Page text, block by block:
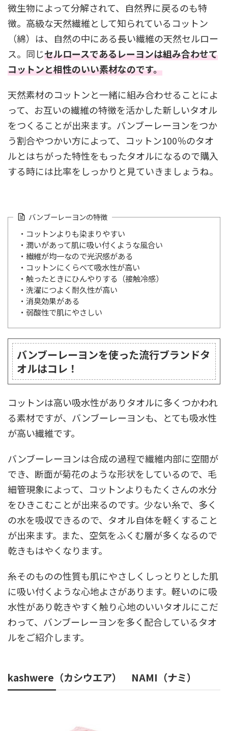
微生物によって分解されて、自然界に戻るのも特
徴。高級な天然繊維として知られているコットン
（綿）は、自然の中にある長い繊維の天然セルロー
ス。同じセルロースであるレーヨンは組み合わせて
コットンと相性のいい素材なのです。
天然素材のコットンと一緒に組み合わせることによ
って、お互いの繊維の特徴を活かした新しいタオル
をつくることが出来ます。バンブーレーヨンをつか
う割合やつかい方によって、コットン100％のタオ
ルとはちがった特性をもったタオルになるので購入
する時には比率をしっかりと見ていきましょうね。
バンブーレーヨンの特徴
・コットンよりも染まりやすい
・潤いがあって肌に吸い付くような風合い
・繊維が均一なので光沢感がある
・コットンにくらべて吸水性が高い
・触ったときにひんやりする（接触冷感）
・洗濯につよく耐久性が高い
・消臭効果がある
・弱酸性で肌にやさしい
バンブーレーヨンを使った流行ブランドタ
オルはコレ！
コットンは高い吸水性がありタオルに多くつかわれ
る素材ですが、バンブーレーヨンも、とても吸水性
が高い繊維です。
バンブーレーヨンは合成の過程で繊維内部に空間が
でき、断面が菊花のような形状をしているので、毛
細管現象によって、コットンよりもたくさんの水分
をひきこむことが出来るのです。少ない糸で、多く
の水を吸収できるので、タオル自体を軽くすること
が出来ます。また、空気をふくむ層が多くなるので
乾きもはやくなります。
糸そのものの性質も肌にやさしくしっとりとした肌
に吸い付くような心地よさがあります。軽いのに吸
水性があり乾きやすく触り心地のいいタオルにこだ
わって、バンブーレーヨンを多く配合しているタオ
ルをご紹介します。
kashwere（カシウエア） NAMI（ナミ）